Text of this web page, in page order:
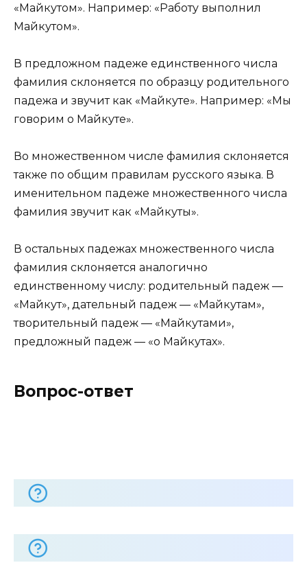
«Майкутом». Например: «Работу выполнил
Майкутом».
В предложном падеже единственного числа
фамилия склоняется по образцу родительного
падежа и звучит как «Майкуте». Например: «Мы
говорим о Майкуте».
Во множественном числе фамилия склоняется
также по общим правилам русского языка. В
именительном падеже множественного числа
фамилия звучит как «Майкуты».
В остальных падежах множественного числа
фамилия склоняется аналогично
единственному числу: родительный падеж —
«Майкут», дательный падеж — «Майкутам»,
творительный падеж — «Майкутами»,
предложный падеж — «о Майкутах».
Вопрос-ответ